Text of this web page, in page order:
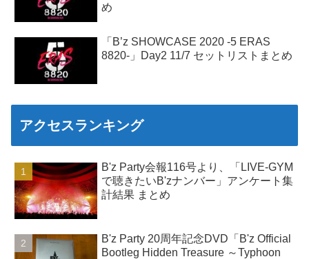
め
「B’z SHOWCASE 2020 -5 ERAS
8820-」Day2 11/7 セットリストまとめ
アクセスランキング
B'z Party会報116号より、「LIVE-GYM
で聴きたいB'zナンバー」アンケート集
計結果 まとめ
B'z Party 20周年記念DVD「B'z Official
Bootleg Hidden Treasure ～Typhoon